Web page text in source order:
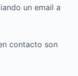
un email a
contacto son